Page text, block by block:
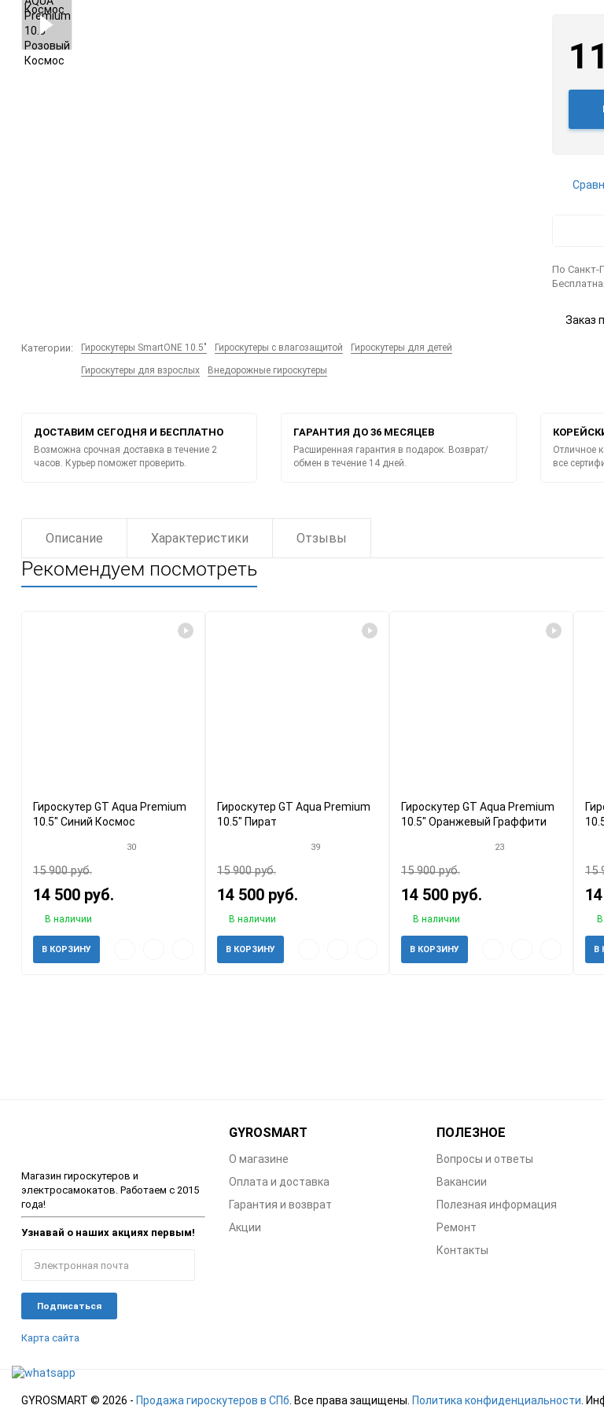
Внедорожные гироскутеры
Аксессуары для
гироскутера
Категории: Гироскутеры SmartONE 10.5" Гироскутеры с влагозащитой Гироскутеры для детей
Гироскутеры для взрослых Внедорожные гироскутеры
По Санкт-
Заказ
ДОСТАВИМ СЕГОДНЯ И БЕСПЛАТНО
Возможна срочная доставка в течение 2
часов. Курьер поможет проверить.
ГАРАНТИЯ ДО 36 МЕСЯЦЕВ
Расширенная гарантия в подарок. Возврат/
обмен в течение 14 дней.
Отличное
все
Описание Характеристики Отзывы
Рекомендуем посмотреть
Гироскутер GT Aqua Premium
10.5" Синий Космос
30
15 900 руб.
14 500 руб.
В наличии
В КОРЗИНУ
Гироскутер GT Aqua Premium
10.5" Пират
39
15 900 руб.
14 500 руб.
В наличии
В КОРЗИНУ
Гироскутер GT Aqua Premium
10.5" Оранжевый Граффити
23
15 900 руб.
14 500 руб.
В наличии
В КОРЗИНУ
15
В
Магазин гироскутеров и
электросамокатов. Работаем с 2015
года!
Узнавай о наших акциях первым!
Карта сайта
GYROSMART
О магазине
Оплата и доставка
Гарантия и возврат
Акции
ПОЛЕЗНОЕ
Вопросы и ответы
Вакансии
Полезная информация
Ремонт
Контакты
GYROSMART © 2026 - Продажа гироскутеров в СПб . Все права защищены. Политика конфиденциальности .